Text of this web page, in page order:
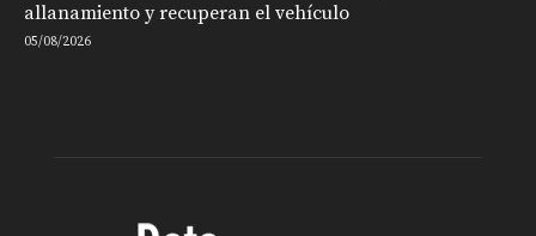
allanamiento y recuperan el vehículo
05/08/2026